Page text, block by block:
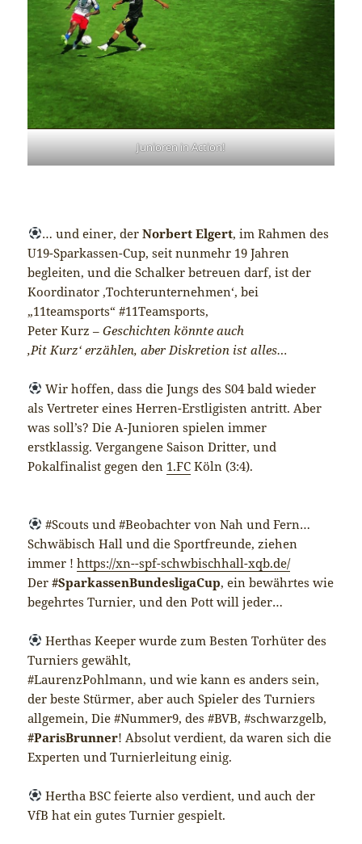
Junioren in Action!
… und einer, der Norbert Elgert, im Rahmen des
U19-Sparkassen-Cup, seit nunmehr 19 Jahren
begleiten, und die Schalker betreuen darf, ist der
Koordinator ‚Tochterunternehmen‘, bei
„11teamsports“ #11Teamsports,
Peter Kurz –Geschichten könnte auch
‚Pit Kurz‘ erzählen, aber Diskretion ist alles…
Wir hoffen, dass die Jungs des S04 bald wieder
als Vertreter eines Herren-Erstligisten antritt. Aber
was soll’s? Die A-Junioren spielen immer
erstklassig. Vergangene Saison Dritter, und
Pokalfinalist gegen den 1.FC Köln (3:4).
#Scouts und #Beobachter von Nah und Fern…
Schwäbisch Hall und die Sportfreunde, ziehen
immer !https://xn--spf-schwbischhall-xqb.de/
Der#SparkassenBundesligaCup, ein bewährtes wie
begehrtes Turnier, und den Pott will jeder…
Herthas Keeper wurde zum Besten Torhüter des
Turniers gewählt,
#LaurenzPohlmann, und wie kann es anders sein,
der beste Stürmer, aber auch Spieler des Turniers
allgemein, Die #Nummer9, des #BVB, #schwarzgelb,
#ParisBrunner! Absolut verdient, da waren sich die
Experten und Turnierleitung einig.
Hertha BSC feierte also verdient, und auch der
VfB hat ein gutes Turnier gespielt.